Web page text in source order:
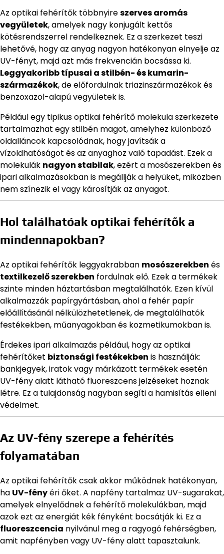
Az optikai fehérítők többnyireszerves aromás
vegyületek, amelyek nagy konjugált kettős
kötésrendszerrel rendelkeznek. Ez a szerkezet teszi
lehetővé, hogy az anyag nagyon hatékonyan elnyelje az
UV-fényt, majd azt más frekvencián bocsássa ki.
Leggyakoribb típusai a stilbén- és kumarin-
származékok, de előfordulnak triazinszármazékok és
benzoxazol-alapú vegyületek is.
Például egy tipikus optikai fehérítő molekula szerkezete
tartalmazhat egy stilbén magot, amelyhez különböző
oldalláncok kapcsolódnak, hogy javítsák a
vízoldhatóságot és az anyaghoz való tapadást. Ezek a
molekulák nagyon stabilak, ezért a mosószerekben és
ipari alkalmazásokban is megállják a helyüket, miközben
nem színezik el vagy károsítják az anyagot.
Hol találhatóak optikai fehérítők a
mindennapokban?
Az optikai fehérítők leggyakrabban mosószerekben és
textilkezelő szerekben fordulnak elő. Ezek a termékek
szinte minden háztartásban megtalálhatók. Ezen kívül
alkalmazzák papírgyártásban, ahol a fehér papír
előállításánál nélkülözhetetlenek, de megtalálhatók
festékekben, műanyagokban és kozmetikumokban is.
Érdekes ipari alkalmazás például, hogy az optikai
fehérítőket biztonsági festékekben is használják:
bankjegyek, iratok vagy márkázott termékek esetén
UV-fény alatt látható fluoreszcens jelzéseket hoznak
létre. Ez a tulajdonság nagyban segíti a hamisítás elleni
védelmet.
Az UV-fény szerepe a fehérítés
folyamatában
Az optikai fehérítők csak akkor működnek hatékonyan,
ha UV-fényéri őket. A napfény tartalmaz UV-sugarakat,
amelyek elnyelődnek a fehérítő molekulákban, majd
azok ezt az energiát kék fényként bocsátják ki. Ez a
fluoreszcencia nyilvánul meg a ragyogó fehérségben,
amit napfényben vagy UV-fény alatt tapasztalunk.